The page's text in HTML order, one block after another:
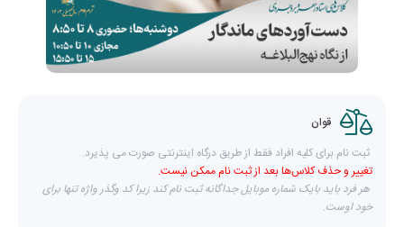
قوان
ثبت نام برای کلیه افراد فقط از طریق درگاه اینترنتی صورت می پذیرد.
تغییر و حذف کلاس‌ها بعد از ثبت نام ممکن نیست.
هر فرد باید بایک شماره موبایل جداگانه ثبت نام کند زیرا کد وگذر واژه تنها برای
خود اوست.